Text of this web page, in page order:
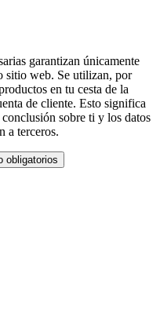
garantizan únicamente
sitio web. Se utilizan, por
en tu cesta de la
de cliente. Esto significa
sobre ti y los datos
a terceros.
obligatorios